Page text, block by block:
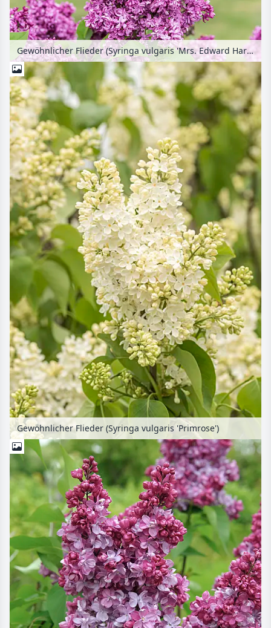
Gewöhnlicher Flieder (Syringa vulgaris 'Mrs. Edward Harding')
Gewöhnlicher Flieder (Syringa vulgaris 'Primrose')